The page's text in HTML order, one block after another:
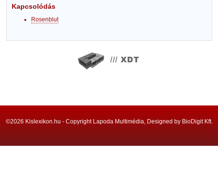
Kapcsolódás
Rosenblut
©2026 Kislexikon.hu - Copyright Lapoda Multimédia, Designed by BioDigit Kft.